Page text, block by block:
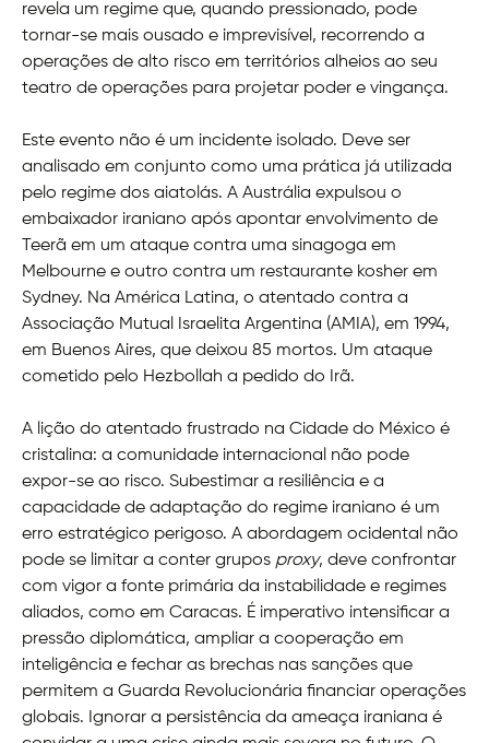
revela um regime que, quando pressionado, pode
tornar-se mais ousado e imprevisível, recorrendo a
operações de alto risco em territórios alheios ao seu
teatro de operações para projetar poder e vingança.
Este evento não é um incidente isolado. Deve ser
analisado em conjunto como uma prática já utilizada
pelo regime dos aiatolás. A Austrália expulsou o
embaixador iraniano após apontar envolvimento de
Teerã em um ataque contra uma sinagoga em
Melbourne e outro contra um restaurante kosher em
Sydney. Na América Latina, o atentado contra a
Associação Mutual Israelita Argentina (AMIA), em 1994,
em Buenos Aires, que deixou 85 mortos. Um ataque
cometido pelo Hezbollah a pedido do Irã.
A lição do atentado frustrado na Cidade do México é
cristalina: a comunidade internacional não pode
expor-se ao risco. Subestimar a resiliência e a
capacidade de adaptação do regime iraniano é um
erro estratégico perigoso. A abordagem ocidental não
pode se limitar a conter grupos proxy, deve confrontar
com vigor a fonte primária da instabilidade e regimes
aliados, como em Caracas. É imperativo intensificar a
pressão diplomática, ampliar a cooperação em
inteligência e fechar as brechas nas sanções que
permitem a Guarda Revolucionária financiar operações
globais. Ignorar a persistência da ameaça iraniana é